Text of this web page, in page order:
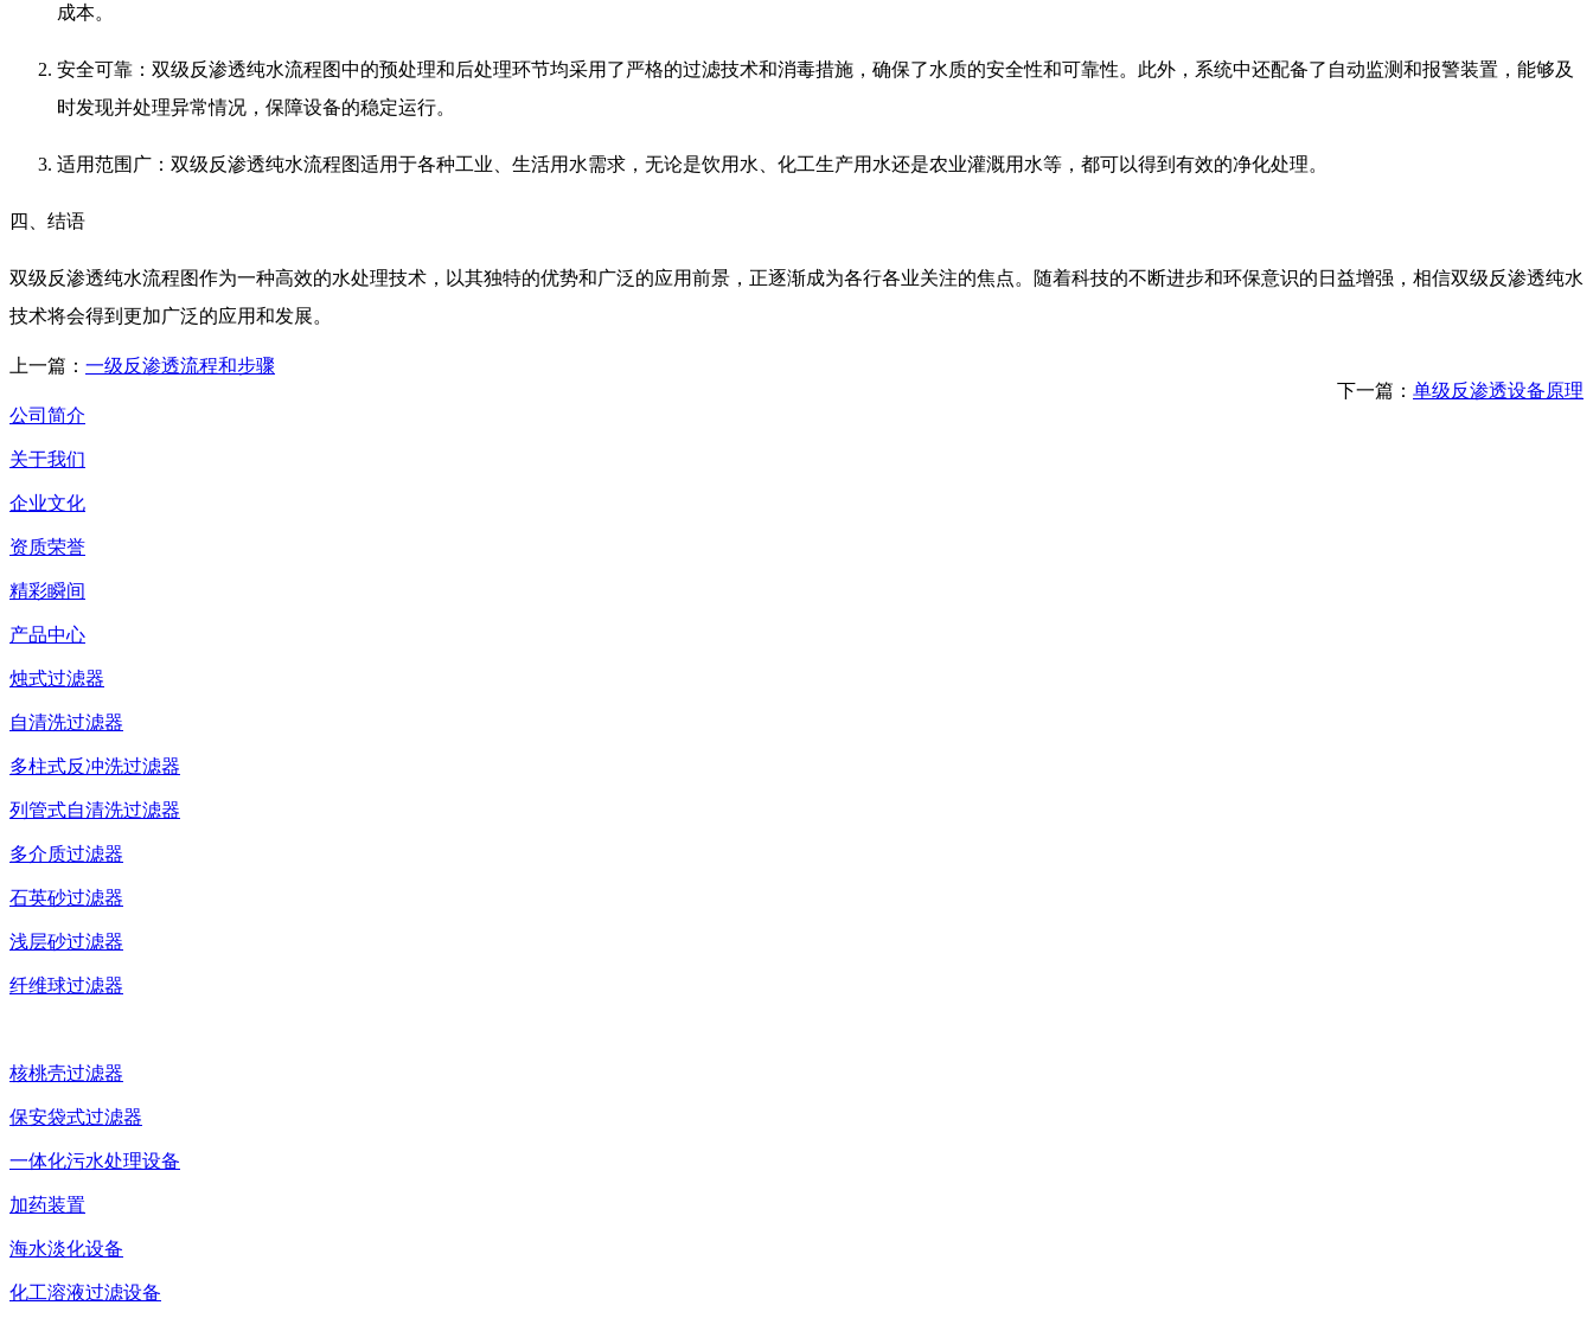
成本。
安全可靠：双级反渗透纯水流程图中的预处理和后处理环节均采用了严格的过滤技术和消毒措施，确保了水质的安全性和可靠性。此外，系统中还配备了自动监测和报警装置，能够及
时发现并处理异常情况，保障设备的稳定运行。
适用范围广：双级反渗透纯水流程图适用于各种工业、生活用水需求，无论是饮用水、化工生产用水还是农业灌溉用水等，都可以得到有效的净化处理。
四、结语
双级反渗透纯水流程图作为一种高效的水处理技术，以其独特的优势和广泛的应用前景，正逐渐成为各行各业关注的焦点。随着科技的不断进步和环保意识的日益增强，相信双级反渗透纯水
技术将会得到更加广泛的应用和发展。
上一篇： 一级反渗透流程和步骤
下一篇： 单级反渗透设备原理
公司简介
关于我们
企业文化
资质荣誉
精彩瞬间
产品中心
烛式过滤器
自清洗过滤器
多柱式反冲洗过滤器
列管式自清洗过滤器
多介质过滤器
石英砂过滤器
浅层砂过滤器
纤维球过滤器
核桃壳过滤器
保安袋式过滤器
一体化污水处理设备
加药装置
海水淡化设备
化工溶液过滤设备